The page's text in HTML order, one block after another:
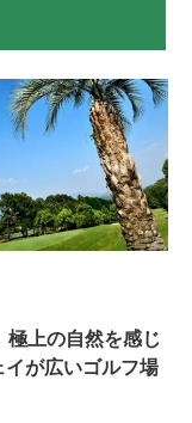
極上の自然を感じ
が広いゴルフ場